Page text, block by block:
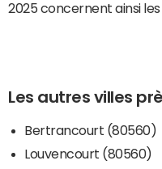
2025 concernent ainsi
Les autres villes
Bertrancourt (80560)
Louvencourt (80560)